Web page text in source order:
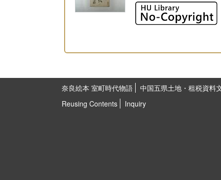
奈良絵本 室町時代物語
中国五県土地・租税資料
Reusing Contents
Inquiry